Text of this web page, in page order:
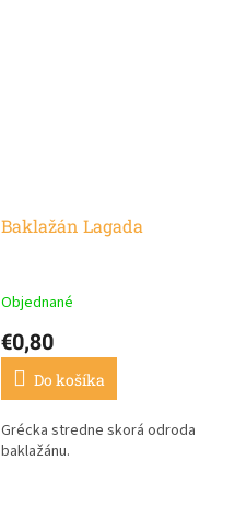
Baklažán Lagada
Objednané
€0,80
Do košíka
Grécka stredne skorá odroda
baklažánu.